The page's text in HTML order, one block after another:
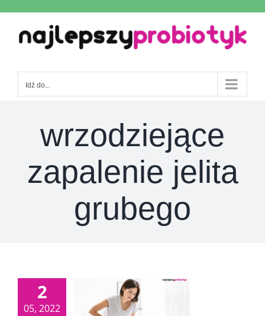
content
Idź do...
wrzodziejące
zapalenie jelita
grubego
2
05, 2022